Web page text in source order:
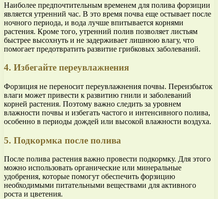
Наиболее предпочтительным временем для полива форзиции
является утренний час. В это время почва еще остывает после
ночного периода, и вода лучше впитывается корнями
растения. Кроме того, утренний полив позволяет листьям
быстрее высохнуть и не задерживает лишнюю влагу, что
помогает предотвратить развитие грибковых заболеваний.
4. Избегайте переувлажнения
Форзиция не переносит переувлажнения почвы. Переизбыток
влаги может привести к развитию гнили и заболеваний
корней растения. Поэтому важно следить за уровнем
влажности почвы и избегать частого и интенсивного полива,
особенно в периоды дождей или высокой влажности воздуха.
5. Подкормка после полива
После полива растения важно провести подкормку. Для этого
можно использовать органические или минеральные
удобрения, которые помогут обеспечить форзицию
необходимыми питательными веществами для активного
роста и цветения.